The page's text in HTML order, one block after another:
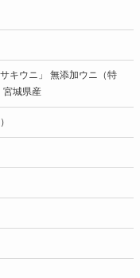
キウニ」 無添加ウニ（特
宮城県産